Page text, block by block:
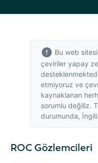
Bu web
çeviriler yapay
etmiyoruz ve
kaynaklanan
sorumlu değiliz.
durumunda,
ROC Gözlemcileri